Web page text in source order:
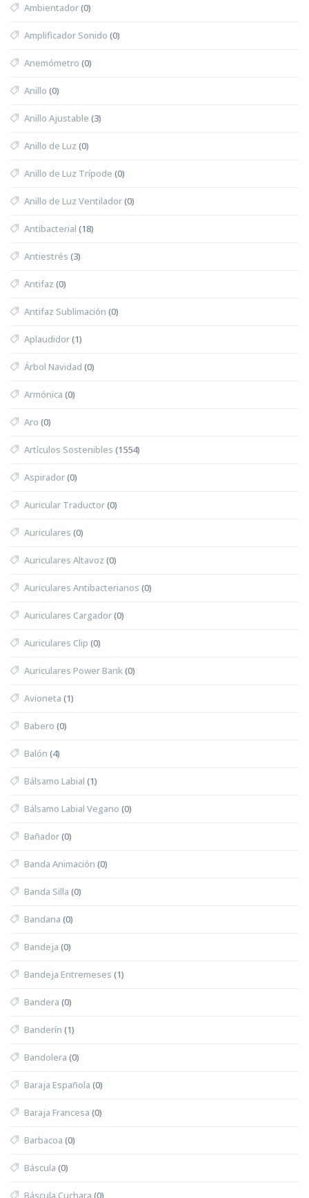
Ambientador(0)
Amplificador Sonido (0)
Anemómetro (0)
Anillo (0)
Anillo Ajustable (3)
Anillo de Luz (0)
Anillo de Luz Trípode (0)
Anillo de Luz Ventilador(0)
Antibacterial (18)
Antiestrés (3)
Antifaz (0)
Antifaz Sublimación (0)
Aplaudidor(1)
Árbol Navidad (0)
Armónica (0)
Aro (0)
Artículos Sostenibles (1554)
Aspirador(0)
Auricular Traductor(0)
Auriculares (0)
Auriculares Altavoz (0)
Auriculares Antibacterianos (0)
Auriculares Cargador(0)
Auriculares Clip (0)
Auriculares Power Bank(0)
Avioneta (1)
Babero (0)
Balón (4)
Bálsamo Labial (1)
Bálsamo Labial Vegano (0)
Bañador(0)
Banda Animación (0)
Banda Silla (0)
Bandana (0)
Bandeja (0)
Bandeja Entremeses (1)
Bandera (0)
Banderín (1)
Bandolera (0)
Baraja Española (0)
Baraja Francesa (0)
Barbacoa (0)
Báscula (0)
Báscula Cuchara (0)